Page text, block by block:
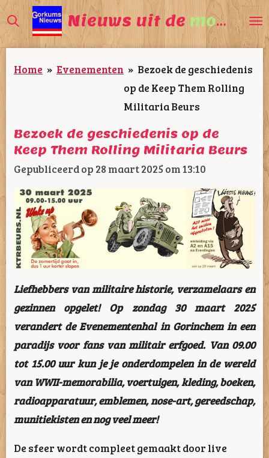
Ga
direct
naar
de
Nieuws uit de mooiste
Home » Evenementen » Bezoek de geschiedenis
op de Keep Them Rolling
Militaria Beurs
Bezoek de geschiedenis op de
Keep Them Rolling Militaria Beurs
Gepubliceerd op 28 maart 2025 om 13:10
Liefhebbers van militaire historie, verzamelaars en
gezinnen opgelet! Op zondag 30 maart 2025
verandert de Evenementenhal in Gorinchem in een
paradijs voor fans van militair erfgoed. Van 09.00
tot 15.00 uur kun je je onderdompelen in de wereld
van WWII-memorabilia, voertuigen, kleding, boeken,
radioapparatuur, emblemen, nose-art, gereedschap,
munitiekisten en nog veel meer!
De sfeer wordt compleet gemaakt door live